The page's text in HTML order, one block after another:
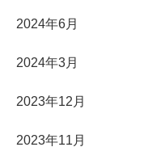
2024年6月
2024年3月
2023年12月
2023年11月